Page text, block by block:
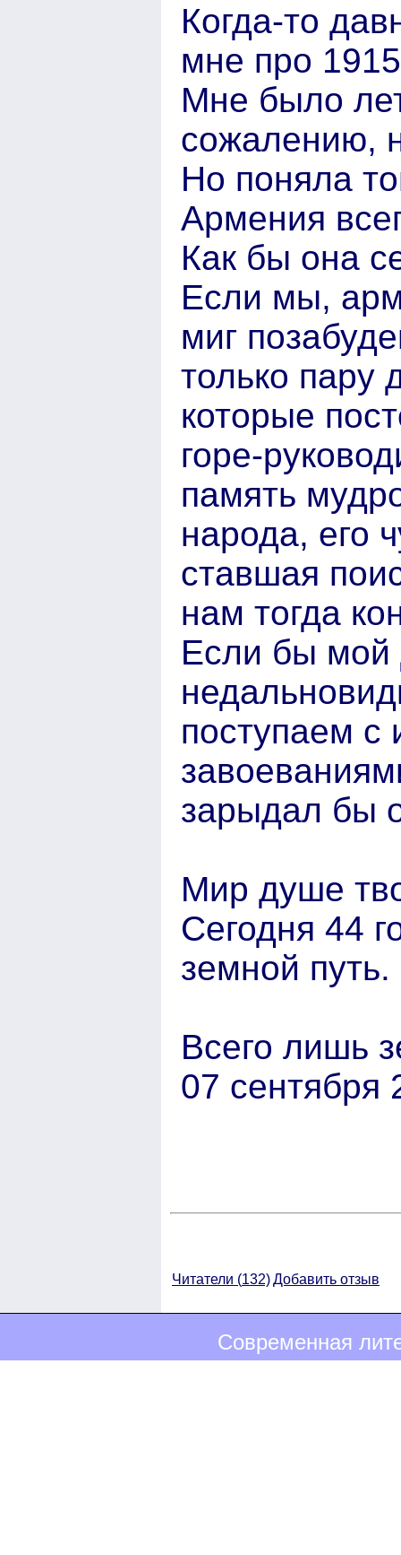
Когда-то
мне про
Мне было
сожалению,
Но поняла
Армения
Как бы она
Если мы,
миг
только пару
которые
горе-
память
народа, его
ставшая
нам тогда
Если бы мой
поступаем с
зарыдал бы
Мир душе
Сегодня 44
земной путь.
Всего лишь
07 сентября
Читатели (132)Добавить отзыв
Современная